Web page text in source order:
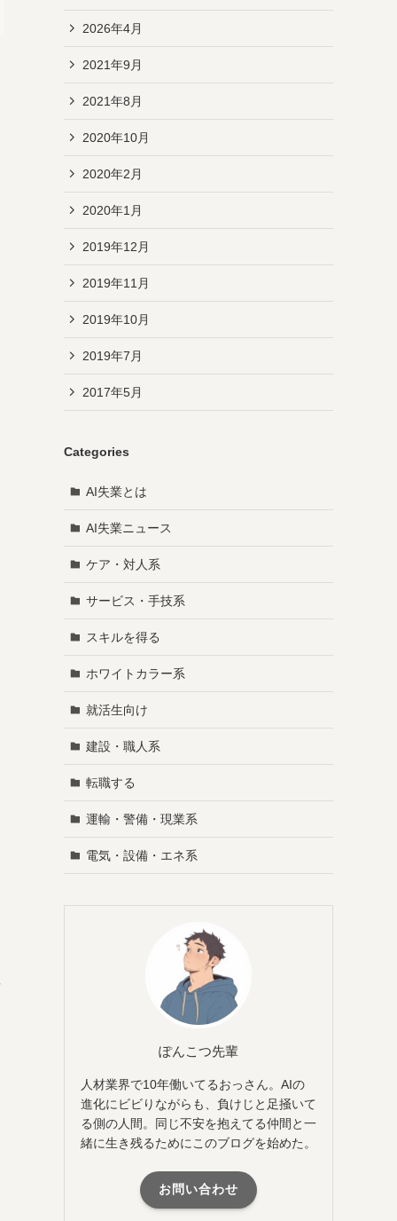
2026年4月
2021年9月
2021年8月
2020年10月
2020年2月
2020年1月
2019年12月
2019年11月
2019年10月
2019年7月
2017年5月
Categories
AI失業とは
AI失業ニュース
ケア・対人系
サービス・手技系
スキルを得る
ホワイトカラー系
就活生向け
建設・職人系
転職する
運輸・警備・現業系
電気・設備・エネ系
ぽんこつ先輩
人材業界で10年働いてるおっさん。AIの
進化にビビりながらも、負けじと足掻いて
る側の人間。同じ不安を抱えてる仲間と一
緒に生き残るためにこのブログを始めた。
お問い合わせ